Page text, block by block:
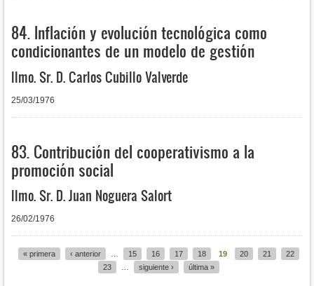
84. Inflación y evolución tecnológica como
condicionantes de un modelo de gestión
Ilmo. Sr. D. Carlos Cubillo Valverde
25/03/1976
83. Contribución del cooperativismo a la
promoción social
Ilmo. Sr. D. Juan Noguera Salort
26/02/1976
« primera ‹ anterior 15 16 17 18 19 20 21
22
23
siguiente › última »